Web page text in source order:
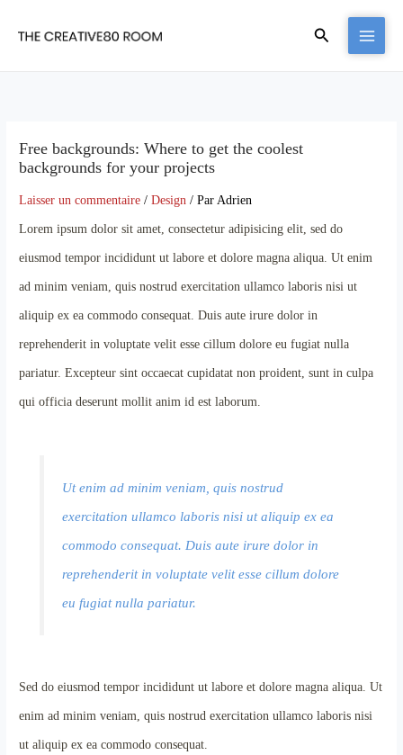
Rechercher
Free backgrounds: Where to get the coolest
backgrounds for your projects
Laisser un commentaire /Design / ParAdrien
Lorem ipsum dolor sit amet, consectetur adipisicing elit, sed do
eiusmod tempor incididunt ut labore et dolore magna aliqua. Ut enim
ad minim veniam, quis nostrud exercitation ullamco laboris nisi ut
aliquip ex ea commodo consequat. Duis aute irure dolor in
reprehenderit in voluptate velit esse cillum dolore eu fugiat nulla
pariatur. Excepteur sint occaecat cupidatat non proident, sunt in culpa
qui officia deserunt mollit anim id est laborum.
Ut enim ad minim veniam, quis nostrud
exercitation ullamco laboris nisi ut aliquip ex ea
commodo consequat. Duis aute irure dolor in
reprehenderit in voluptate velit esse cillum dolore
eu fugiat nulla pariatur.
Sed do eiusmod tempor incididunt ut labore et dolore magna aliqua. Ut
enim ad minim veniam, quis nostrud exercitation ullamco laboris nisi
ut aliquip ex ea commodo consequat.